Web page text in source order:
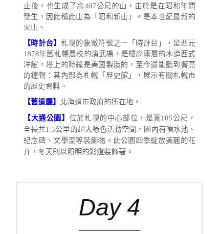
止後，也生成了高407公尺 的山，由於是在昭和年間
發生，因此稱此山為「昭和新山」。是本世紀最新的
火山。
【時計台】 札幌的象徵符號之一「時計台」，是西元
1878年舊札幌農校的演武場，是樓高兩層的木造西式
洋館，塔上的時鐘是美國製造的，至今還能聽到響亮
的鐘聲：其內部為札幌「歷史館」，展示有關札幌市
的歷史資料。
【舊道廳】 北海道市政府的所在地。
【大通公園】 位於札幌的中心部位，是寬105公尺 ，
全長共1.5公里 的超大綠色活動空間，園內有噴水池、
紀念碑、文學盃等裝飾物。此公園四季綻放美麗的花
卉，冬天則以照明的彩燈裝飾著。
Day 4